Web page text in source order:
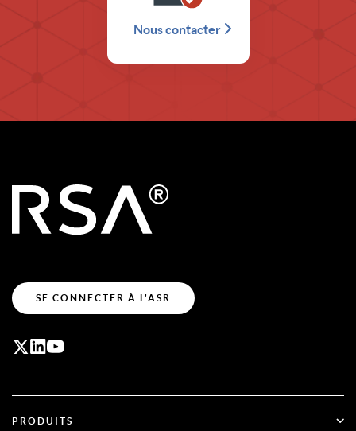
Nous contacter
SE CONNECTER À L'ASR
PRODUITS